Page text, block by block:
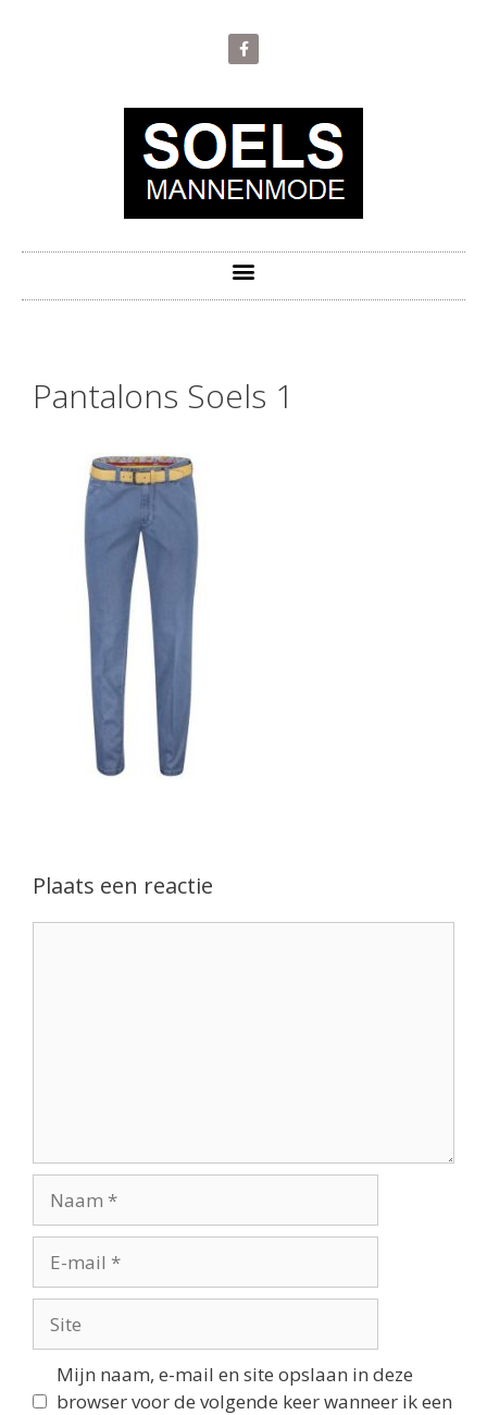
Pantalons Soels 1
Plaats een reactie
Mijn naam, e-mail en site opslaan in deze
browser voor de volgende keer wanneer ik een